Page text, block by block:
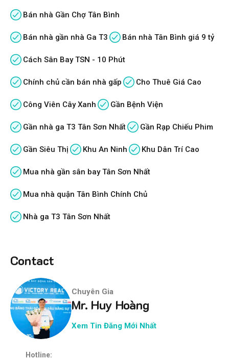
Bán nhà Gần Chợ Tân Bình
Bán nhà gần nhà Ga T3 Bán nhà Tân Bình giá 9 tỷ
Cách Sân Bay TSN - 10 Phút
Chính chủ cần bán nhà gấp Cho Thuê Giá Cao
Công Viên Cây Xanh Gần Bệnh Viện
Gần nhà ga T3 Tân Sơn Nhất Gần Rạp Chiếu Phim
Gần Siêu Thị Khu An Ninh Khu Dân Trí Cao
Mua nhà gần sân bay Tân Sơn Nhất
Mua nhà quận Tân Bình Chính Chủ
Nhà ga T3 Tân Sơn Nhất
Contact
Chuyên Gia
Mr. Huy Hoàng
Xem Tin Đăng Mới Nhất
Hotline: